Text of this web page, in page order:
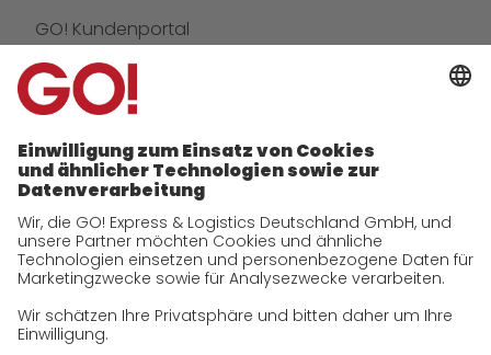
GO! Kundenportal
App
Newswall
Unternehmen
zukunftssichere Arbeitskultur bei GO!
Historie
CSR
Qualität
Zertifizierungen
Referenzen